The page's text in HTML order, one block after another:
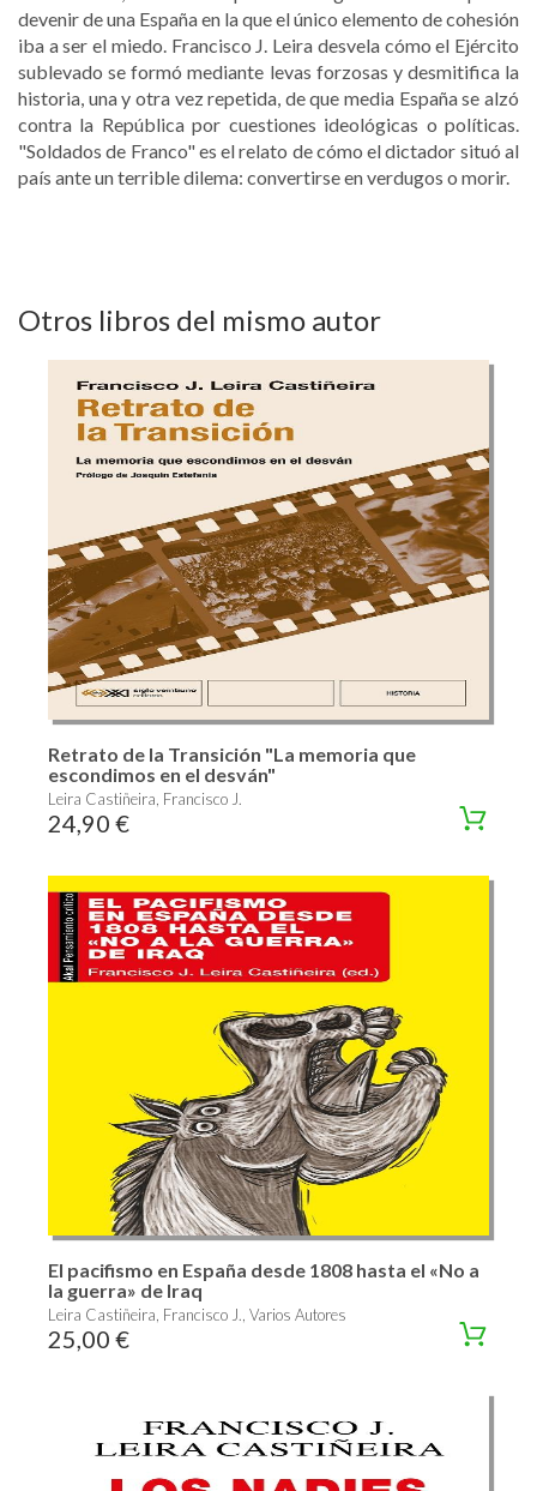
devenir de una España en la que el único elemento de cohesión
iba a ser el miedo. Francisco J. Leira desvela cómo el Ejército
sublevado se formó mediante levas forzosas y desmitifica la
historia, una y otra vez repetida, de que media España se alzó
contra la República por cuestiones ideológicas o políticas.
"Soldados de Franco" es el relato de cómo el dictador situó al
país ante un terrible dilema: convertirse en verdugos o morir.
Otros libros del mismo autor
Retrato de la Transición "La memoria que
escondimos en el desván"
Leira Castiñeira, Francisco J.
24,90 €
El pacifismo en España desde 1808 hasta el «No a
la guerra» de Iraq
Leira Castiñeira, Francisco J., Varios Autores
25,00 €